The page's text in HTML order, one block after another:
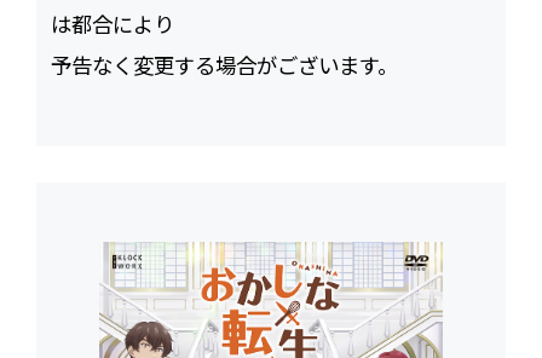
は都合により
予告なく変更する場合がございます。